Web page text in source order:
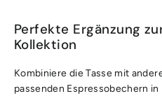
Perfekte Ergänzung
Kollektion
Kombiniere die Tasse mit
passenden Espressobechern